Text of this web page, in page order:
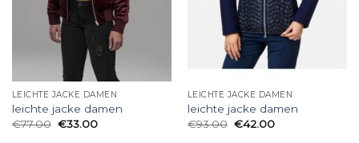
LEICHTE JACKE DAMEN
leichte jacke damen
€77.00 €33.00
LEICHTE JACKE DAMEN
leichte jacke damen
€93.00 €42.00